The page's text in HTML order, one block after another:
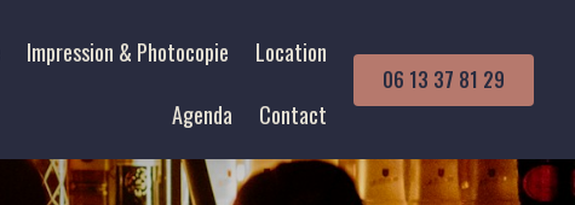
Impression & Photocopie
Location
Agenda
Contact
06 13 37 81 29